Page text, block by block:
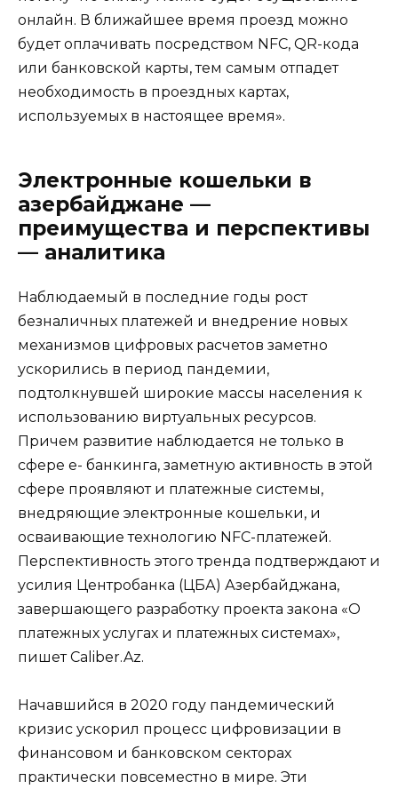
онлайн. В ближайшее время проезд можно
будет оплачивать посредством NFC, QR-кода
или банковской карты, тем самым отпадет
необходимость в проездных картах,
используемых в настоящее время».
Электронные кошельки в
азербайджане —
преимущества и перспективы
— аналитика
Наблюдаемый в последние годы рост
безналичных платежей и внедрение новых
механизмов цифровых расчетов заметно
ускорились в период пандемии,
подтолкнувшей широкие массы населения к
использованию виртуальных ресурсов.
Причем развитие наблюдается не только в
сфере е- банкинга, заметную активность в этой
сфере проявляют и платежные системы,
внедряющие электронные кошельки, и
осваивающие технологию NFC-платежей.
Перспективность этого тренда подтверждают и
усилия Центробанка (ЦБА) Азербайджана,
завершающего разработку проекта закона «О
платежных услугах и платежных системах»,
пишетCaliber.Az.
Начавшийся в 2020 году пандемический
кризис ускорил процесс цифровизации в
финансовом и банковском секторах
практически повсеместно в мире. Эти